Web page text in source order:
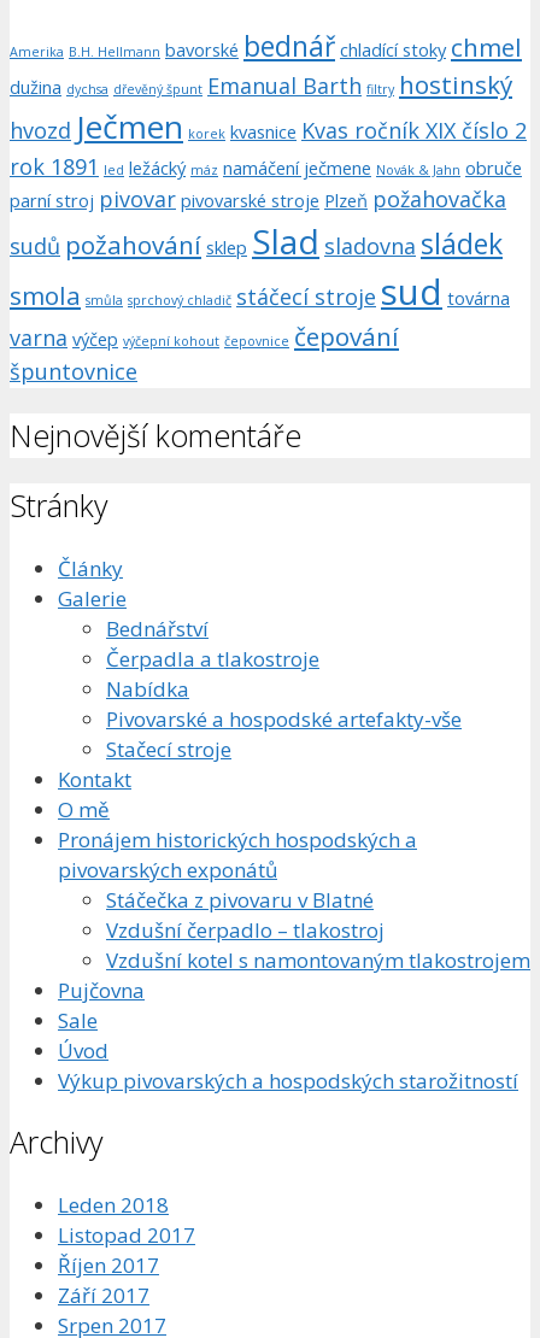
Amerika B.H. Hellmann bavorské bednář chladící stoky chmel
dužina dychsa dřevěný špunt Emanual Barth filtry hostinský
hvozd Ječmen korek kvasnice Kvas ročník XIX číslo 2
rok 1891 led ležácký máz namáčení ječmene Novák & Jahn obruče
parní stroj pivovar pivovarské stroje Plzeň požahovačka
sudů požahování sklep Slad sladovna sládek
smola smůla sprchový chladič stáčecí stroje sud továrna
varna výčep výčepní kohout čepovnice čepování
špuntovnice
Nejnovější komentáře
Stránky
Články
Galerie
Bednářství
Čerpadla a tlakostroje
Nabídka
Pivovarské a hospodské artefakty-vše
Stačecí stroje
Kontakt
O mě
Pronájem historických hospodských a
pivovarských exponátů
Stáčečka z pivovaru v Blatné
Vzdušní čerpadlo – tlakostroj
Vzdušní kotel s namontovaným tlakostrojem
Pujčovna
Sale
Úvod
Výkup pivovarských a hospodských starožitností
Archivy
Leden 2018
Listopad 2017
Říjen 2017
Září 2017
Srpen 2017